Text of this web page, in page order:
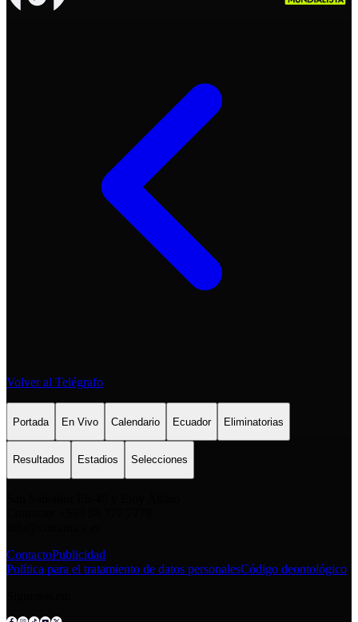
Volver al Telégrafo
Portada En Vivo Calendario Ecuador Eliminatorias
Resultados Estadios Selecciones
ContactoPublicidad
Política para el tratamiento de datos personalesCódigo deontológico